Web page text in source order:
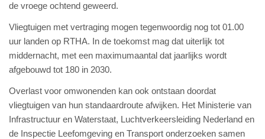
de vroege ochtend geweerd.
Vliegtuigen met vertraging mogen tegenwoordig nog tot 01.00
uur landen op RTHA. In de toekomst mag dat uiterlijk tot
middernacht, met een maximumaantal dat jaarlijks wordt
afgebouwd tot 180 in 2030.
Overlast voor omwonenden kan ook ontstaan doordat
vliegtuigen van hun standaardroute afwijken. Het Ministerie van
Infrastructuur en Waterstaat, Luchtverkeersleiding Nederland en
de Inspectie Leefomgeving en Transport onderzoeken samen